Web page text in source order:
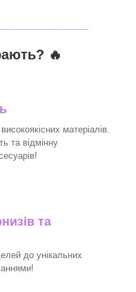
🔥
матеріалів.
та відмінну
та
до унікальних